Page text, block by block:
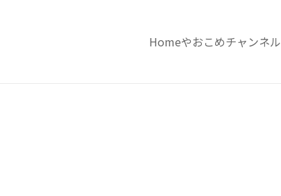
Homeやおこめチャンネル